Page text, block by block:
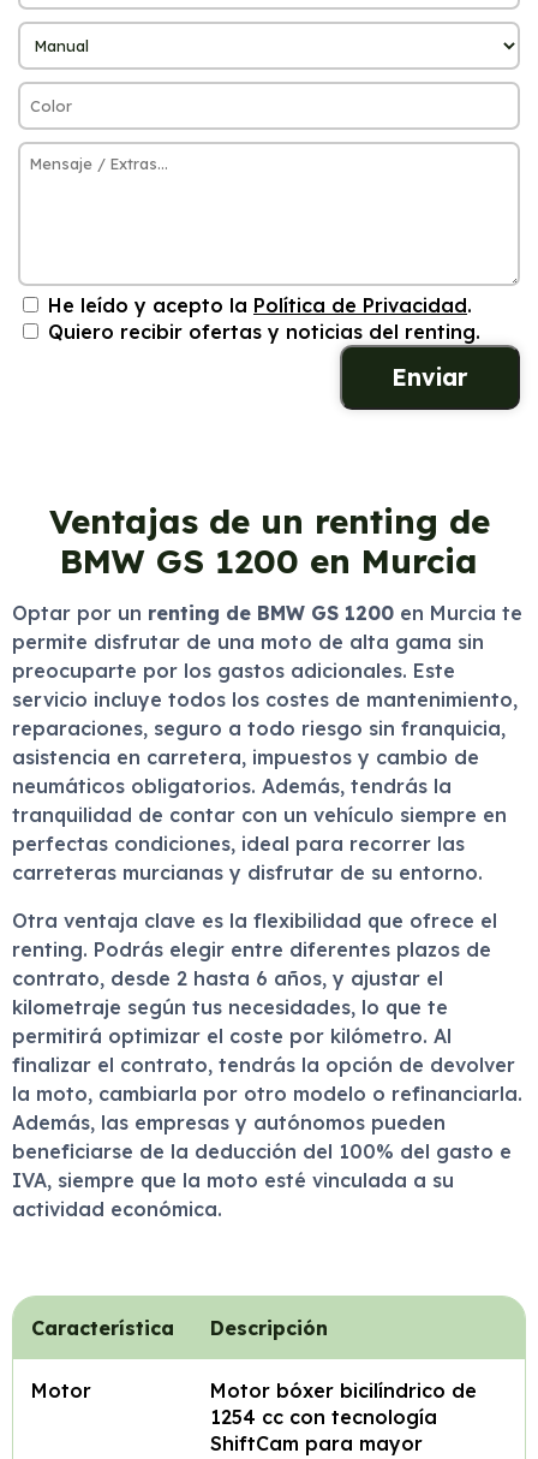
He leído y acepto la Política de Privacidad.
Quiero recibir ofertas y noticias del renting.
Ventajas de un renting de
BMW GS 1200 en Murcia
Optar por un renting de BMW GS 1200 en Murcia te
permite disfrutar de una moto de alta gama sin
preocuparte por los gastos adicionales. Este
servicio incluye todos los costes de mantenimiento,
reparaciones, seguro a todo riesgo sin franquicia,
asistencia en carretera, impuestos y cambio de
neumáticos obligatorios. Además, tendrás la
tranquilidad de contar con un vehículo siempre en
perfectas condiciones, ideal para recorrer las
carreteras murcianas y disfrutar de su entorno.
Otra ventaja clave es la flexibilidad que ofrece el
renting. Podrás elegir entre diferentes plazos de
contrato, desde 2 hasta 6 años, y ajustar el
kilometraje según tus necesidades, lo que te
permitirá optimizar el coste por kilómetro. Al
finalizar el contrato, tendrás la opción de devolver
la moto, cambiarla por otro modelo o refinanciarla.
Además, las empresas y autónomos pueden
beneficiarse de la deducción del 100% del gasto e
IVA, siempre que la moto esté vinculada a su
actividad económica.
Característica Descripción
Motor
Motor bóxer bicilíndrico de
1254 cc con tecnología
ShiftCam para mayor